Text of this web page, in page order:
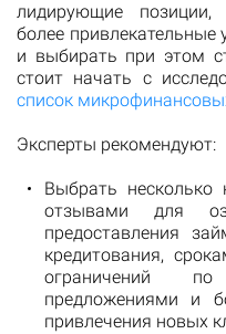
лидирующие позиции,
более привлекательные
и выбирать при этом
стоит начать с
список
Эксперты рекомендуют:
Выбрать
отзывами для
предоставления
кредитования,
ограничений
предложениями и
привлечения новых